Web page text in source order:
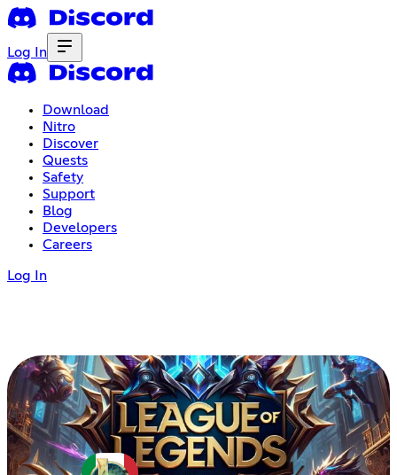
Log In
Download
Nitro
Discover
Quests
Safety
Support
Blog
Developers
Careers
Log In